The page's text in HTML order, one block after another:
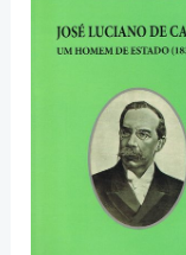
original
era:
atual
é: